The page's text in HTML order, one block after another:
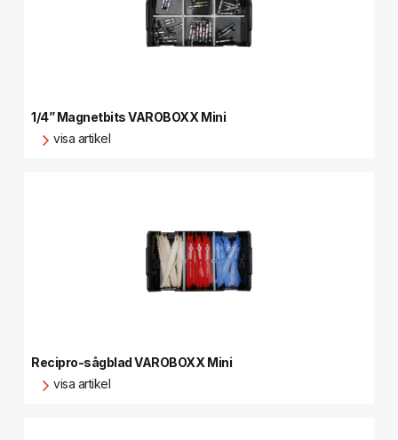
1/4” Magnetbits VAROBOXX Mini
visa artikel
Recipro-sågblad VAROBOXX Mini
visa artikel